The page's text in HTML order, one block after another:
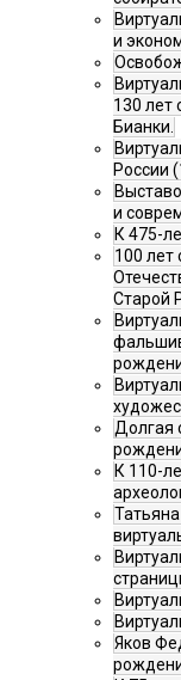
и
130 лет
Бианки.
России
и
К 475-
100 лет
Старой
Долгая
К 110-
Яков